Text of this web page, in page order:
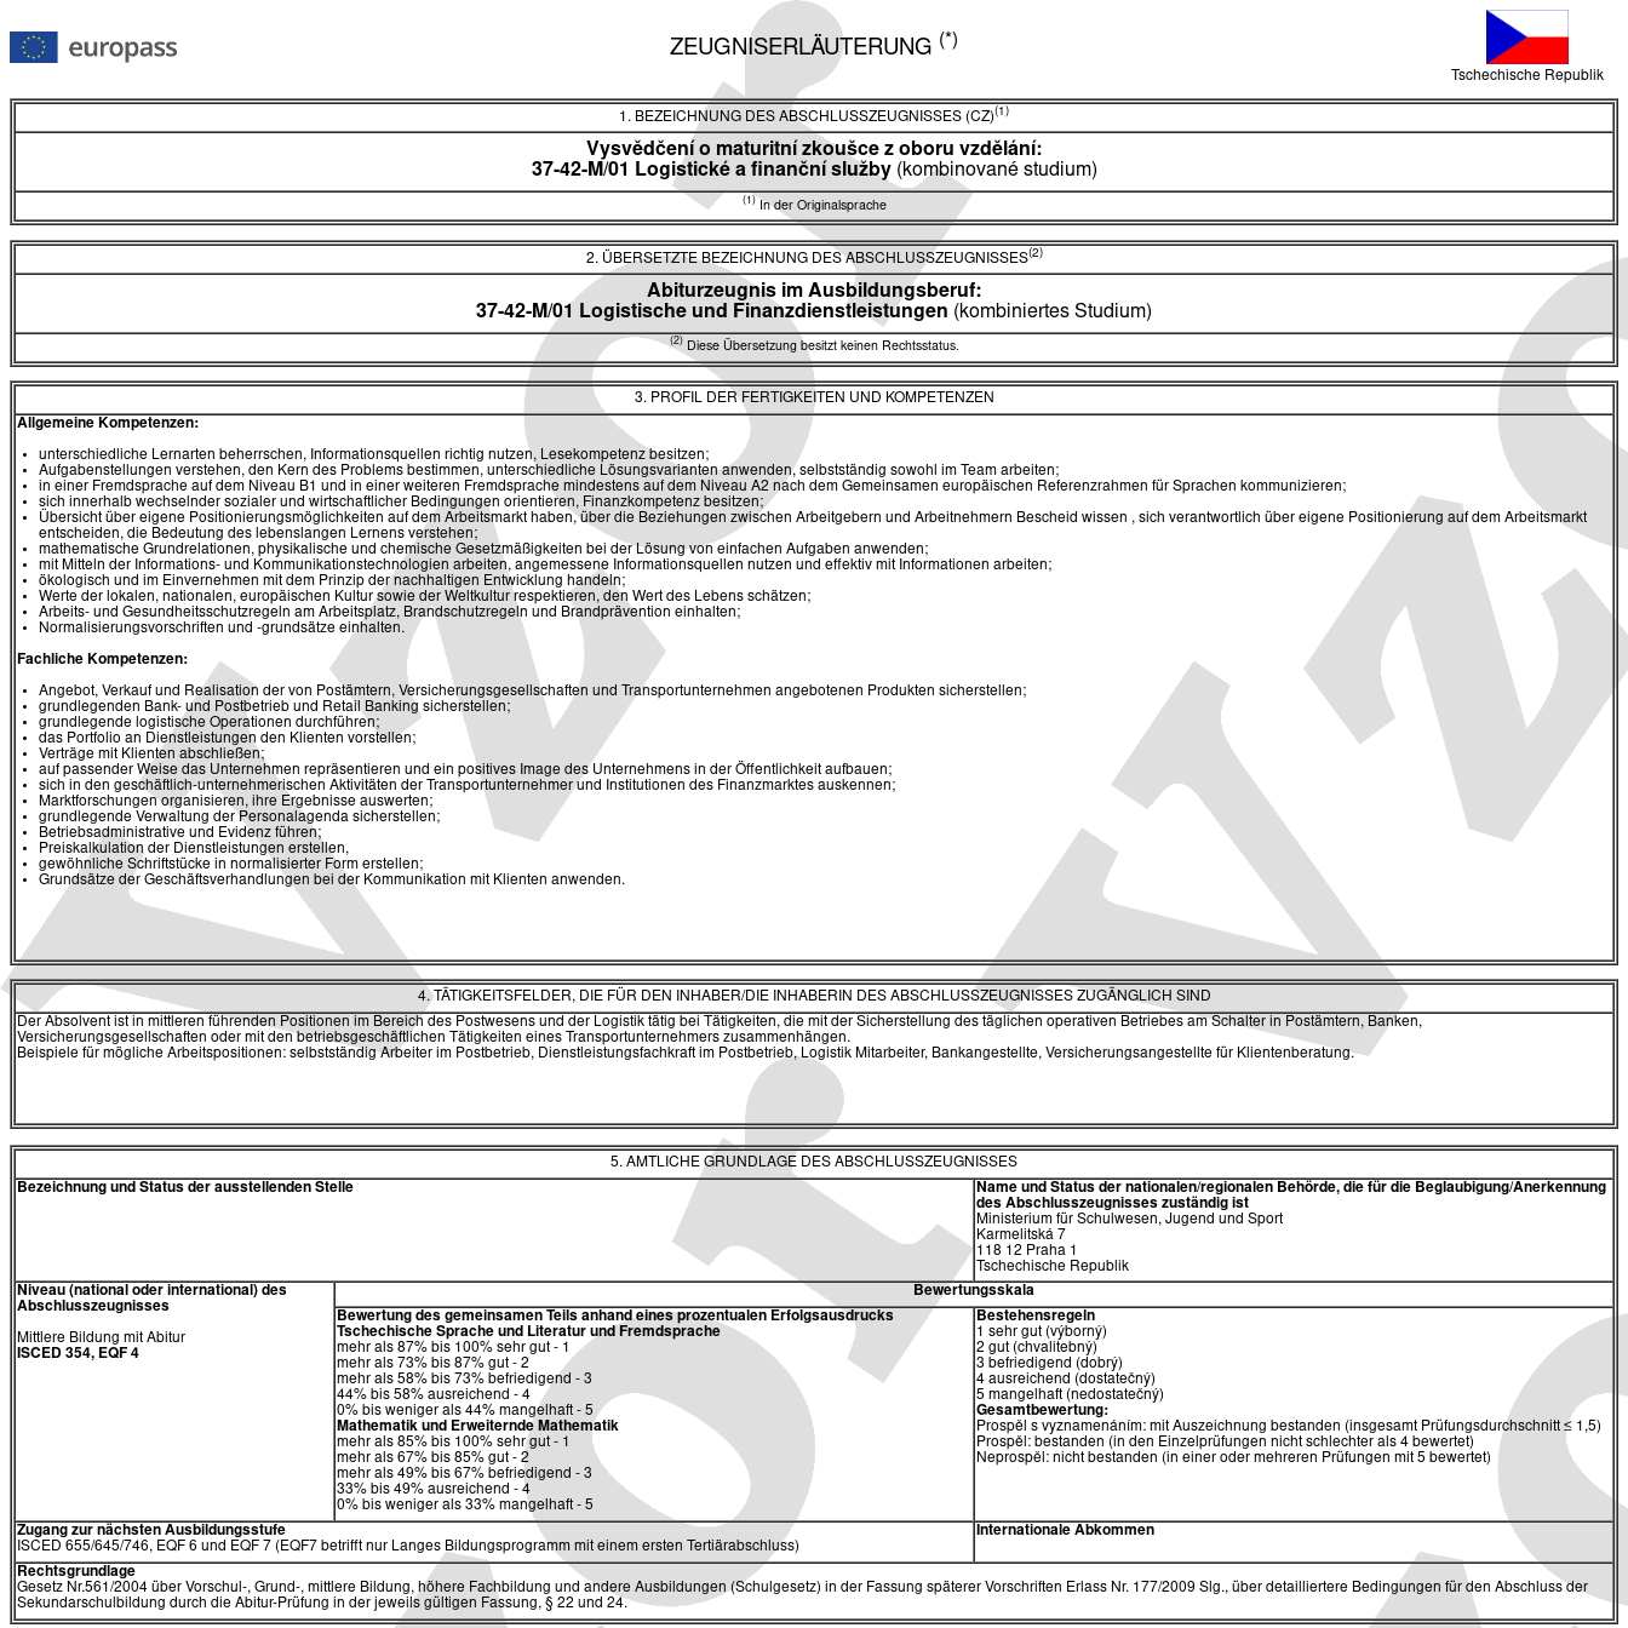
ZEUGNISERLÄUTERUNG (*)
Tschechische Republik
1. BEZEICHNUNG DES ABSCHLUSSZEUGNISSES (CZ)(1)
Vysvědčení o maturitní zkoušce z oboru vzdělání:
37-42-M/01 Logistické a finanční služby (kombinované studium)
(1) In der Originalsprache
2. ÜBERSETZTE BEZEICHNUNG DES ABSCHLUSSZEUGNISSES(2)
Abiturzeugnis im Ausbildungsberuf:
37-42-M/01 Logistische und Finanzdienstleistungen (kombiniertes Studium)
(2) Diese Übersetzung besitzt keinen Rechtsstatus.
3. PROFIL DER FERTIGKEITEN UND KOMPETENZEN
Allgemeine Kompetenzen:
unterschiedliche Lernarten beherrschen, Informationsquellen richtig nutzen, Lesekompetenz besitzen;
Aufgabenstellungen verstehen, den Kern des Problems bestimmen, unterschiedliche Lösungsvarianten anwenden, selbstständig sowohl im Team arbeiten;
in einer Fremdsprache auf dem Niveau B1 und in einer weiteren Fremdsprache mindestens auf dem Niveau A2 nach dem Gemeinsamen europäischen Referenzrahmen für Sprachen kommunizieren;
sich innerhalb wechselnder sozialer und wirtschaftlicher Bedingungen orientieren, Finanzkompetenz besitzen;
Übersicht über eigene Positionierungsmöglichkeiten auf dem Arbeitsmarkt haben, über die Beziehungen zwischen Arbeitgebern und Arbeitnehmern Bescheid wissen , sich verantwortlich über eigene Positionierung auf dem Arbeitsmarkt
entscheiden, die Bedeutung des lebenslangen Lernens verstehen;
mathematische Grundrelationen, physikalische und chemische Gesetzmäßigkeiten bei der Lösung von einfachen Aufgaben anwenden;
mit Mitteln der Informations- und Kommunikationstechnologien arbeiten, angemessene Informationsquellen nutzen und effektiv mit Informationen arbeiten;
ökologisch und im Einvernehmen mit dem Prinzip der nachhaltigen Entwicklung handeln;
Werte der lokalen, nationalen, europäischen Kultur sowie der Weltkultur respektieren, den Wert des Lebens schätzen;
Arbeits- und Gesundheitsschutzregeln am Arbeitsplatz, Brandschutzregeln und Brandprävention einhalten;
Normalisierungsvorschriften und -grundsätze einhalten.
Fachliche Kompetenzen:
Angebot, Verkauf und Realisation der von Postämtern, Versicherungsgesellschaften und Transportunternehmen angebotenen Produkten sicherstellen;
grundlegenden Bank- und Postbetrieb und Retail Banking sicherstellen;
grundlegende logistische Operationen durchführen;
das Portfolio an Dienstleistungen den Klienten vorstellen;
Verträge mit Klienten abschließen;
auf passender Weise das Unternehmen repräsentieren und ein positives Image des Unternehmens in der Öffentlichkeit aufbauen;
sich in den geschäftlich-unternehmerischen Aktivitäten der Transportunternehmer und Institutionen des Finanzmarktes auskennen;
Marktforschungen organisieren, ihre Ergebnisse auswerten;
grundlegende Verwaltung der Personalagenda sicherstellen;
Betriebsadministrative und Evidenz führen;
Preiskalkulation der Dienstleistungen erstellen,
gewöhnliche Schriftstücke in normalisierter Form erstellen;
Grundsätze der Geschäftsverhandlungen bei der Kommunikation mit Klienten anwenden.
4. TÄTIGKEITSFELDER, DIE FÜR DEN INHABER/DIE INHABERIN DES ABSCHLUSSZEUGNISSES ZUGÄNGLICH SIND
Der Absolvent ist in mittleren führenden Positionen im Bereich des Postwesens und der Logistik tätig bei Tätigkeiten, die mit der Sicherstellung des täglichen operativen Betriebes am Schalter in Postämtern, Banken,
Versicherungsgesellschaften oder mit den betriebsgeschäftlichen Tätigkeiten eines Transportunternehmers zusammenhängen.
Beispiele für mögliche Arbeitspositionen: selbstständig Arbeiter im Postbetrieb, Dienstleistungsfachkraft im Postbetrieb, Logistik Mitarbeiter, Bankangestellte, Versicherungsangestellte für Klientenberatung.
5. AMTLICHE GRUNDLAGE DES ABSCHLUSSZEUGNISSES
Bezeichnung und Status der ausstellenden Stelle
Name und Status der nationalen/regionalen Behörde, die für die Beglaubigung/Anerkennung
des Abschlusszeugnisses zuständig ist
Ministerium für Schulwesen, Jugend und Sport
Karmelitská 7
118 12 Praha 1
Tschechische Republik
Niveau (national oder international) des
Abschlusszeugnisses
Mittlere Bildung mit Abitur
ISCED 354, EQF 4
Bewertungsskala
Bewertung des gemeinsamen Teils anhand eines prozentualen Erfolgsausdrucks
Tschechische Sprache und Literatur und Fremdsprache
mehr als 87% bis 100% sehr gut - 1
mehr als 73% bis 87% gut - 2
mehr als 58% bis 73% befriedigend - 3
44% bis 58% ausreichend - 4
0% bis weniger als 44% mangelhaft - 5
Mathematik und Erweiternde Mathematik
mehr als 85% bis 100% sehr gut - 1
mehr als 67% bis 85% gut - 2
mehr als 49% bis 67% befriedigend - 3
33% bis 49% ausreichend - 4
0% bis weniger als 33% mangelhaft - 5
Bestehensregeln
1 sehr gut (výborný)
2 gut (chvalitebný)
3 befriedigend (dobrý)
4 ausreichend (dostatečný)
5 mangelhaft (nedostatečný)
Gesamtbewertung:
Prospěl s vyznamenáním: mit Auszeichnung bestanden (insgesamt Prüfungsdurchschnitt ≤ 1,5)
Prospěl: bestanden (in den Einzelprüfungen nicht schlechter als 4 bewertet)
Neprospěl: nicht bestanden (in einer oder mehreren Prüfungen mit 5 bewertet)
Zugang zur nächsten Ausbildungsstufe
ISCED 655/645/746, EQF 6 und EQF 7 (EQF7 betrifft nur Langes Bildungsprogramm mit einem ersten Tertiärabschluss)
Internationale Abkommen
Rechtsgrundlage
Gesetz Nr.561/2004 über Vorschul-, Grund-, mittlere Bildung, höhere Fachbildung und andere Ausbildungen (Schulgesetz) in der Fassung späterer Vorschriften Erlass Nr. 177/2009 Slg., über detailliertere Bedingungen für den Abschluss der
Sekundarschulbildung durch die Abitur-Prüfung in der jeweils gültigen Fassung, § 22 und 24.